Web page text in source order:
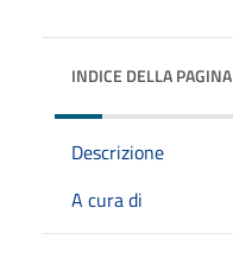
INDICE DELLA PAGINA
Descrizione
A cura di